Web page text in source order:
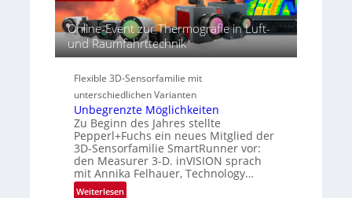
e
r
i
e
-
B
-
R
u
n
d
e
R
e
g
i
n
e
c
t
r
N
e
w
s
‘
Online-Event zur Thermografie in Luft-
und Raumfahrttechnik
Flexible 3D-Sensorfamilie mit
unterschiedlichen Varianten
Unbegrenzte Möglichkeiten
Zu Beginn des Jahres stellte
Pepperl+Fuchs ein neues Mitglied der
3D-Sensorfamilie SmartRunner vor:
den Measurer 3-D. inVISION sprach
mit Annika Felhauer, Technology…
Weiterlesen: